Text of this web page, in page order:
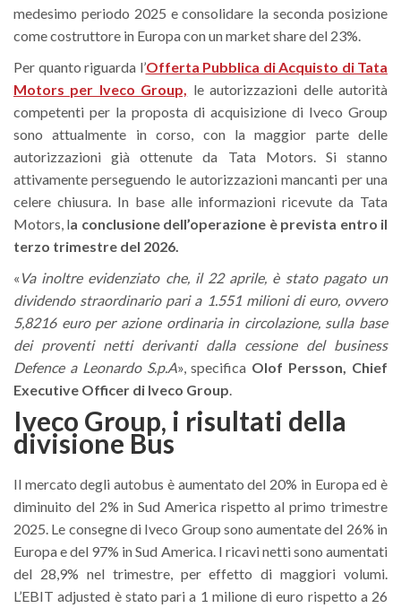
medesimo periodo 2025 e consolidare la seconda posizione
come costruttore in Europa con un market share del 23%.
Per quanto riguarda l’Offerta Pubblica di Acquisto di Tata
Motors per Iveco Group, le autorizzazioni delle autorità
competenti per la proposta di acquisizione di Iveco Group
sono attualmente in corso, con la maggior parte delle
autorizzazioni già ottenute da Tata Motors. Si stanno
attivamente perseguendo le autorizzazioni mancanti per una
celere chiusura. In base alle informazioni ricevute da Tata
Motors, la conclusione dell’operazione è prevista entro il
terzo trimestre del 2026.
« Va inoltre evidenziato che, il 22 aprile, è stato pagato un
dividendo straordinario pari a 1.551 milioni di euro, ovvero
5,8216 euro per azione ordinaria in circolazione, sulla base
dei proventi netti derivanti dalla cessione del business
Defence a Leonardo S.p.A», specifica Olof Persson, Chief
Executive Officer di Iveco Group.
Iveco Group, i risultati della
divisione Bus
Il mercato degli autobus è aumentato del 20% in Europa ed è
diminuito del 2% in Sud America rispetto al primo trimestre
2025. Le consegne di Iveco Group sono aumentate del 26% in
Europa e del 97% in Sud America. I ricavi netti sono aumentati
del 28,9% nel trimestre, per effetto di maggiori volumi.
L’EBIT adjusted è stato pari a 1 milione di euro rispetto a 26